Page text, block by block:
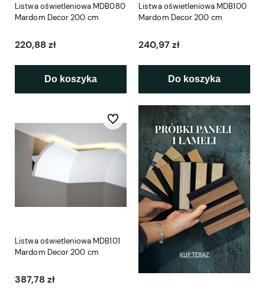
Listwa oświetleniowa MDB080
Mardom Decor 200 cm
220,88 zł
Do koszyka
Listwa oświetleniowa MDB100
Mardom Decor 200 cm
240,97 zł
Do koszyka
Listwa oświetleniowa MDB101
Mardom Decor 200 cm
387,78 zł
Do ulubionych